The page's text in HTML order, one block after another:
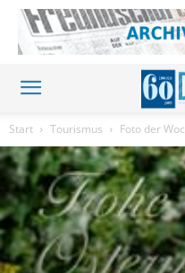
Start Tourismus Foto der